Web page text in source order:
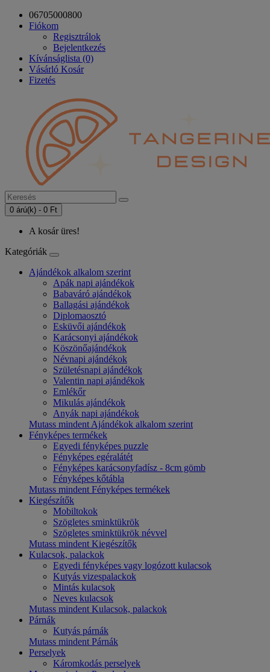
06705000800
Fiókom
Regisztrálok
Bejelentkezés
Kívánságlista (0)
Vásárló Kosár
Fizetés
0 árú(k) - 0 Ft
A kosár üres!
Kategóriák
Ajándékok alkalom szerint
Apák napi ajándékok
Babaváró ajándékok
Ballagási ajándékok
Diplomaosztó
Esküvői ajándékok
Karácsonyi ajándékok
Köszönőajándékok
Névnapi ajándékok
Születésnapi ajándékok
Valentin napi ajándékok
Emlékőr
Mikulás ajándékok
Anyák napi ajándékok
Mutass mindent Ajándékok alkalom szerint
Fényképes termékek
Egyedi fényképes puzzle
Fényképes egéralátét
Fényképes karácsonyfadísz - 8cm gömb
Fényképes kőtábla
Mutass mindent Fényképes termékek
Kiegészítők
Mobiltokok
Szögletes sminktükrök
Szögletes sminktükrök névvel
Mutass mindent Kiegészítők
Kulacsok, palackok
Egyedi fényképes vagy logózott kulacsok
Kutyás vizespalackok
Mintás kulacsok
Neves kulacsok
Mutass mindent Kulacsok, palackok
Párnák
Kutyás párnák
Mutass mindent Párnák
Perselyek
Káromkodás perselyek